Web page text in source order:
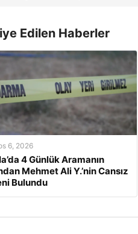
Edilen Haberler
6, 2026
4 Günlük Aramanın
Mehmet Ali Y.’nin Cansız
Bulundu